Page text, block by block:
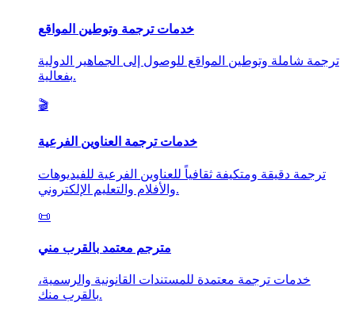
خدمات ترجمة وتوطين المواقع
ترجمة شاملة وتوطين المواقع للوصول إلى الجماهير الدولية
بفعالية.
🎬
خدمات ترجمة العناوين الفرعية
ترجمة دقيقة ومتكيفة ثقافياً للعناوين الفرعية للفيديوهات
والأفلام والتعليم الإلكتروني.
📜
مترجم معتمد بالقرب مني
خدمات ترجمة معتمدة للمستندات القانونية والرسمية،
بالقرب منك.